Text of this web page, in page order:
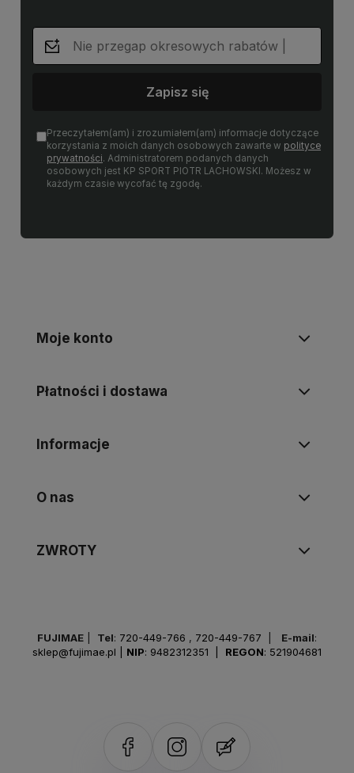
Zapisz się
Przeczytałem(am) i zrozumiałem(am) informacje dotyczące
korzystania z moich danych osobowych zawarte w polityce
prywatności. Administratorem podanych danych
osobowych jest KP SPORT PIOTR LACHOWSKI. Możesz w
każdym czasie wycofać tę zgodę.
Moje konto
Płatności i dostawa
Informacje
O nas
ZWROTY
FUJIMAE Tel: 720-449-766 , 720-449-767 E-mail:
sklep@fujimae.pl
NIP: 9482312351 | REGON: 521904681